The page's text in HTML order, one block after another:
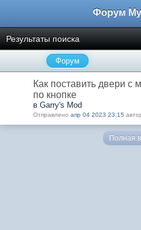
Результаты поиска
Форум
Как поставить двери с
по кнопке
в Garry's Mod
Отправлено апр 04 2023 23:15
Полная